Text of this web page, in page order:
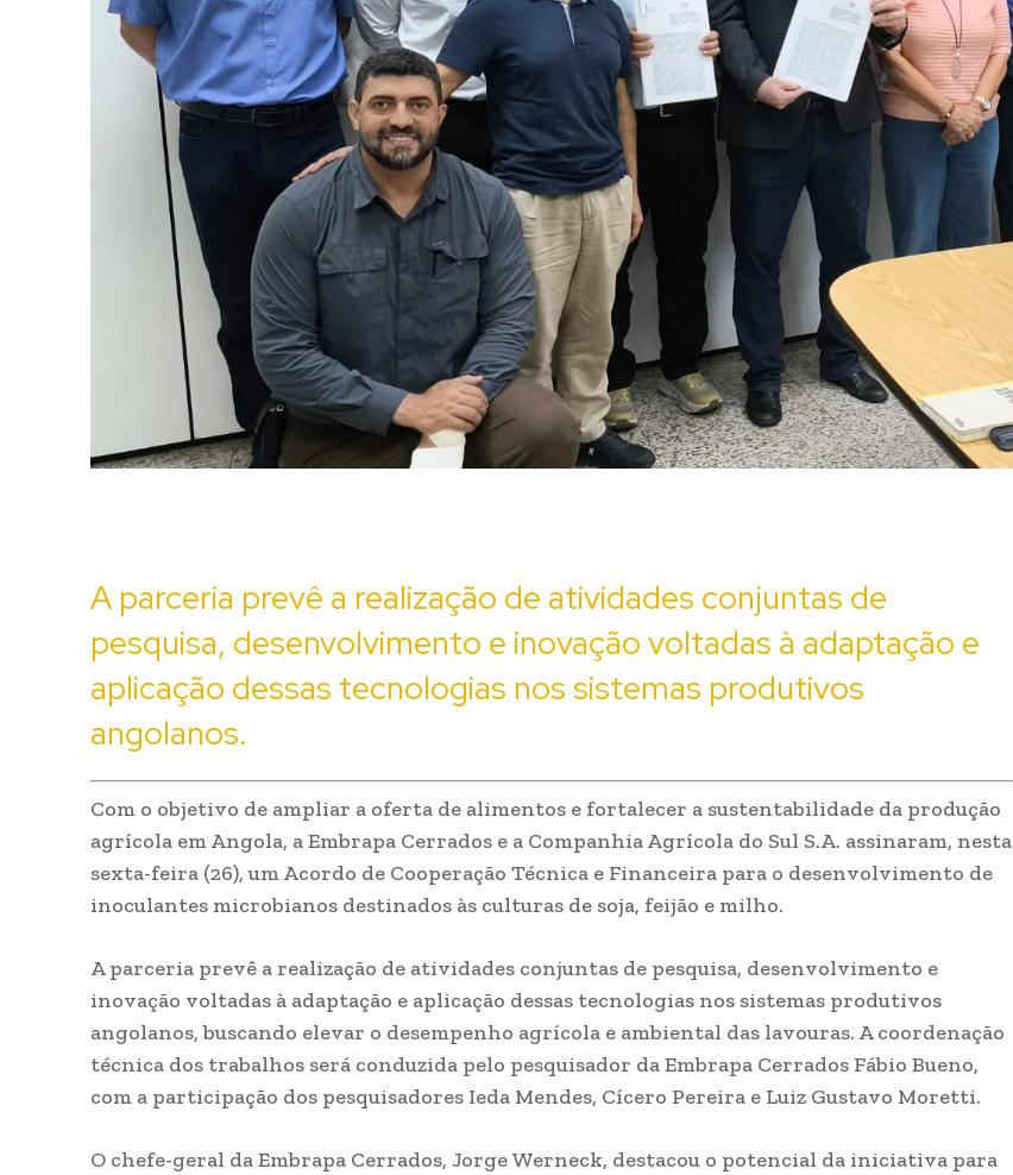
A parceria prevê a realização de atividades conjuntas de
pesquisa, desenvolvimento e inovação voltadas à adaptação e
aplicação dessas tecnologias nos sistemas produtivos
angolanos.
Com o objetivo de ampliar a oferta de alimentos e fortalecer a sustentabilidade da produção
agrícola em Angola, a Embrapa Cerrados e a Companhia Agrícola do Sul S.A. assinaram, nesta
sexta-feira (26), um Acordo de Cooperação Técnica e Financeira para o desenvolvimento de
inoculantes microbianos destinados às culturas de soja, feijão e milho.
A parceria prevê a realização de atividades conjuntas de pesquisa, desenvolvimento e
inovação voltadas à adaptação e aplicação dessas tecnologias nos sistemas produtivos
angolanos, buscando elevar o desempenho agrícola e ambiental das lavouras. A coordenação
técnica dos trabalhos será conduzida pelo pesquisador da Embrapa Cerrados Fábio Bueno,
com a participação dos pesquisadores Ieda Mendes, Cícero Pereira e Luiz Gustavo Moretti.
O chefe-geral da Embrapa Cerrados, Jorge Werneck, destacou o potencial da iniciativa para